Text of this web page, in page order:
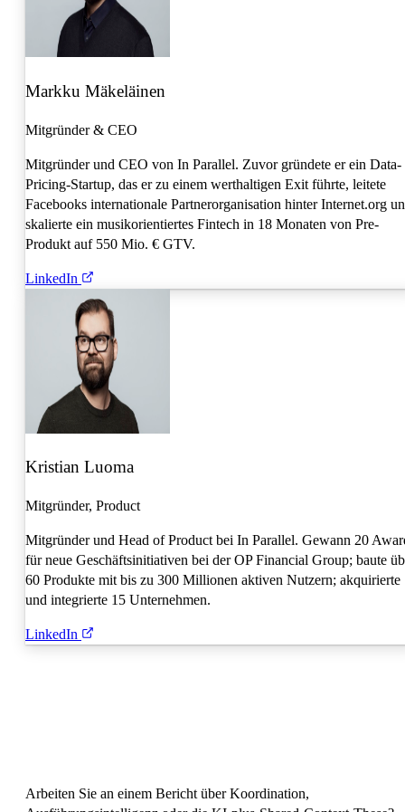
Markku Mäkeläinen
Mitgründer & CEO
Mitgründer und CEO von In Parallel. Zuvor gründete er ein Data-
Pricing-Startup, das er zu einem werthaltigen Exit führte, leitete
Facebooks internationale Partnerorganisation hinter Internet.org
skalierte ein musikorientiertes Fintech in 18 Monaten von Pre-
Produkt auf 550 Mio. € GTV.
LinkedIn
Kristian Luoma
Mitgründer, Product
Mitgründer und Head of Product bei In Parallel. Gewann 20
für neue Geschäftsinitiativen bei der OP Financial Group; baute
60 Produkte mit bis zu 300 Millionen aktiven Nutzern; akquirierte
und integrierte 15 Unternehmen.
LinkedIn
Arbeiten Sie an einem Bericht über Koordination,